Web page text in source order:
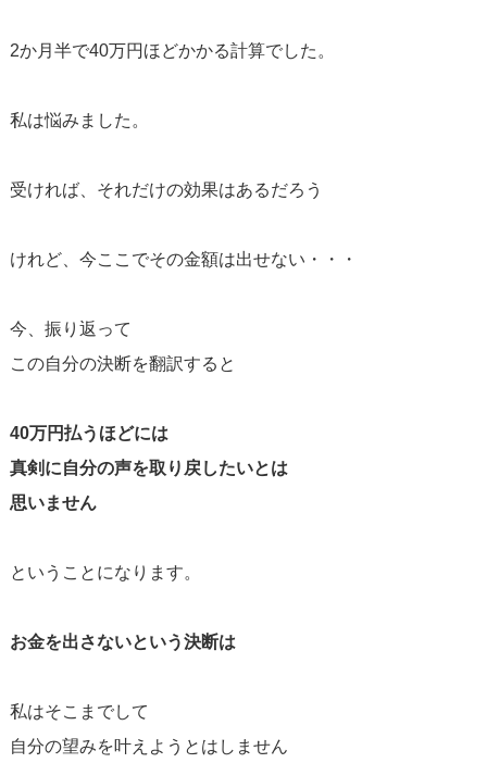
2か月半で40万円ほどかかる計算でした。
私は悩みました。
受ければ、それだけの効果はあるだろう
けれど、今ここでその金額は出せない・・・
今、振り返って
この自分の決断を翻訳すると
40万円払うほどには
真剣に自分の声を取り戻したいとは
思いません
ということになります。
お金を出さないという決断は
私はそこまでして
自分の望みを叶えようとはしません